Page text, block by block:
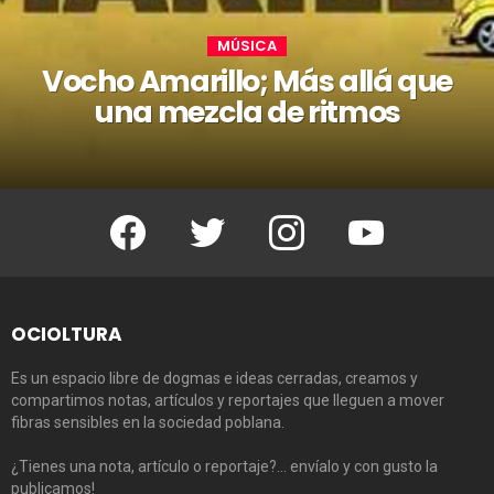
MÚSICA
Vocho Amarillo; Más allá que
una mezcla de ritmos
Facebook Twitter Instagram Youtube
OCIOLTURA
Es un espacio libre de dogmas e ideas cerradas, creamos y
compartimos notas, artículos y reportajes que lleguen a mover
fibras sensibles en la sociedad poblana.
¿Tienes una nota, artículo o reportaje?… envíalo y con gusto la
publicamos!